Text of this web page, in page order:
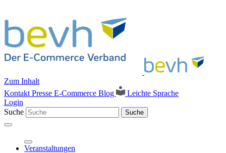
Zum Inhalt
Kontakt Presse E-Commerce Blog
Leichte Sprache
Login
Suche
Suche
Veranstaltungen